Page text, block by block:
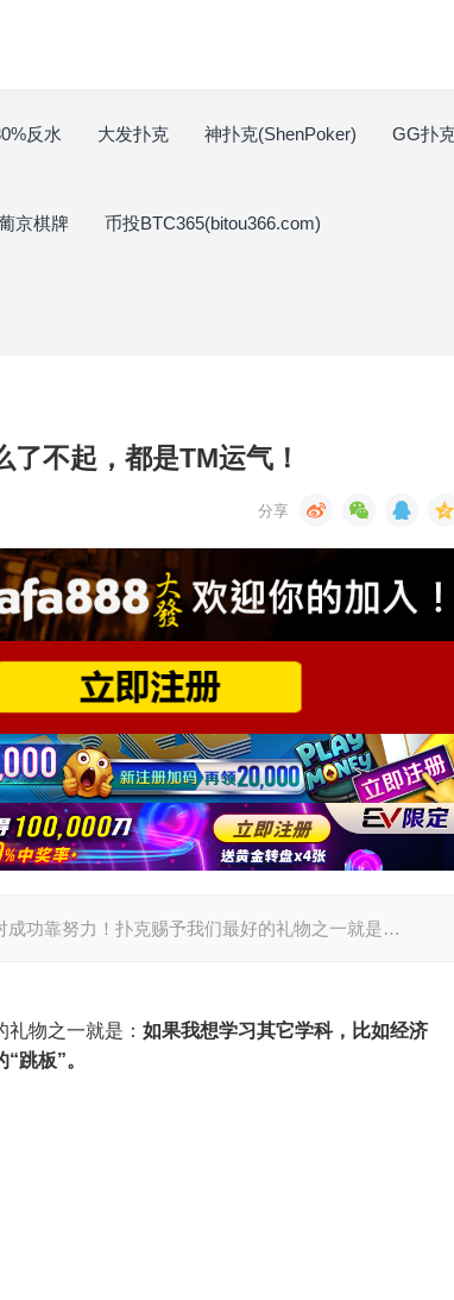
反水 大发扑克 神扑克(ShenPoker) GG扑
京棋牌 币投BTC365(bitou366.com)
了不起，都是TM运气！
成功靠努力！扑克赐予我们最好的礼物之一就是…
礼物之一就是： 如果我想学习其它学科，比如经济
跳板”。